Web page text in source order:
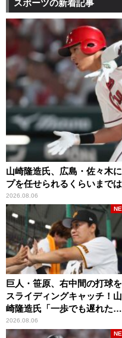
スポーツの新着記事
山崎隆造氏、広島・佐々木
プを任せられるくらいまでは
2026.08.06
巨人・笹原、右中間の打球を
スライディングキャッチ！山
崎隆造氏「一歩でも遅れた
ら…」
2026.08.06